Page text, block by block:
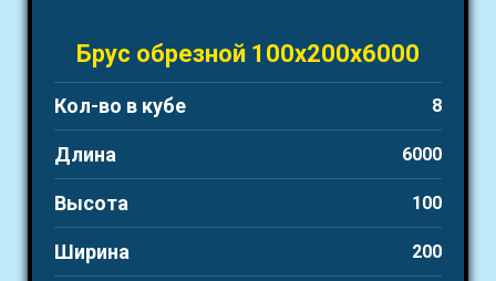
Брус обрезной 100х200х6000
Кол-во в кубе 8
Длина 6000
Высота 100
Ширина 200